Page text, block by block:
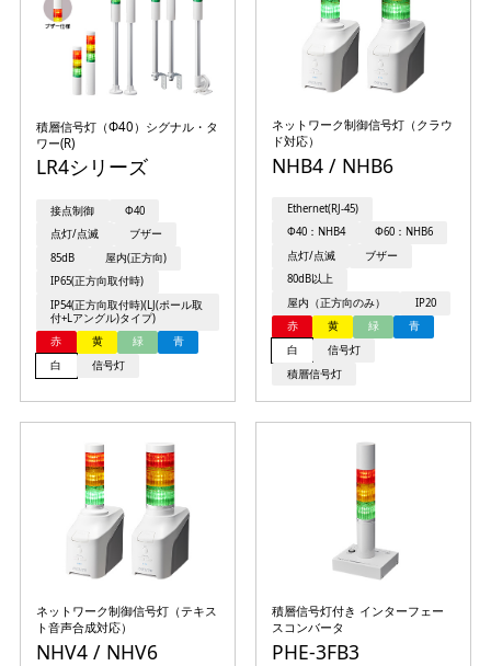
積層信号灯（Φ40）シグナル・タ
ワー(R)
LR4シリーズ
接点制御
Φ40
点灯/点滅
ブザー
85dB
屋内(正方向)
IP65(正方向取付時)
IP54(正方向取付時)(LJ(ポール取
付+Lアングル)タイプ)
赤
黄 緑
青
白
信号灯
ネットワーク制御信号灯（クラウ
ド対応）
NHB4 / NHB6
Ethernet(RJ-45)
Φ40：NHB4
Φ60：NHB6
点灯/点滅
ブザー
80dB以上
屋内（正方向のみ）
IP20
赤
黄 緑
青
白
信号灯
積層信号灯
ネットワーク制御信号灯（テキス
ト音声合成対応）
NHV4 / NHV6
積層信号灯付き インターフェー
スコンバータ
PHE-3FB3